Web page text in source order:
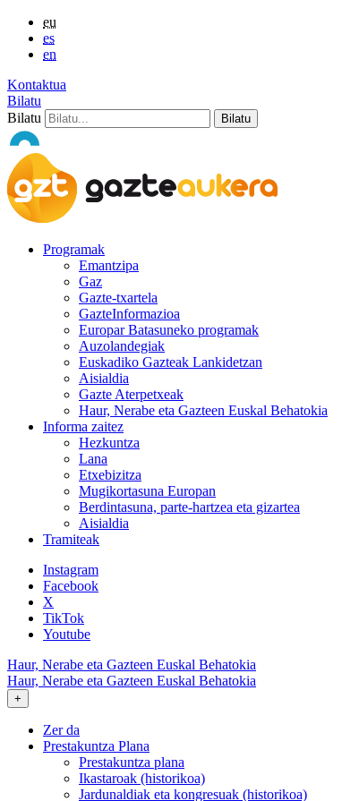
eu
es
en
Kontaktua
Bilatu
Bilatu
Programak
Emantzipa
Gaz
Gazte-txartela
GazteInformazioa
Europar Batasuneko programak
Auzolandegiak
Euskadiko Gazteak Lankidetzan
Aisialdia
Gazte Aterpetxeak
Haur, Nerabe eta Gazteen Euskal Behatokia
Informa zaitez
Hezkuntza
Lana
Etxebizitza
Mugikortasuna Europan
Berdintasuna, parte-hartzea eta gizartea
Aisialdia
Tramiteak
Instagram
Facebook
X
TikTok
Youtube
Haur, Nerabe eta Gazteen Euskal Behatokia
Haur, Nerabe eta Gazteen Euskal Behatokia
+
Zer da
Prestakuntza Plana
Prestakuntza plana
Ikastaroak (historikoa)
Jardunaldiak eta kongresuak (historikoa)